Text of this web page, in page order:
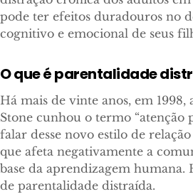
pode ter efeitos duradouros no
cognitivo e emocional de seus
O que é parentalidade
Há mais de vinte anos, em 1998,
Stone cunhou o termo “atenção
falar desse novo estilo de
que afeta negativamente a
base da aprendizagem humana.
de parentalidade distraída.